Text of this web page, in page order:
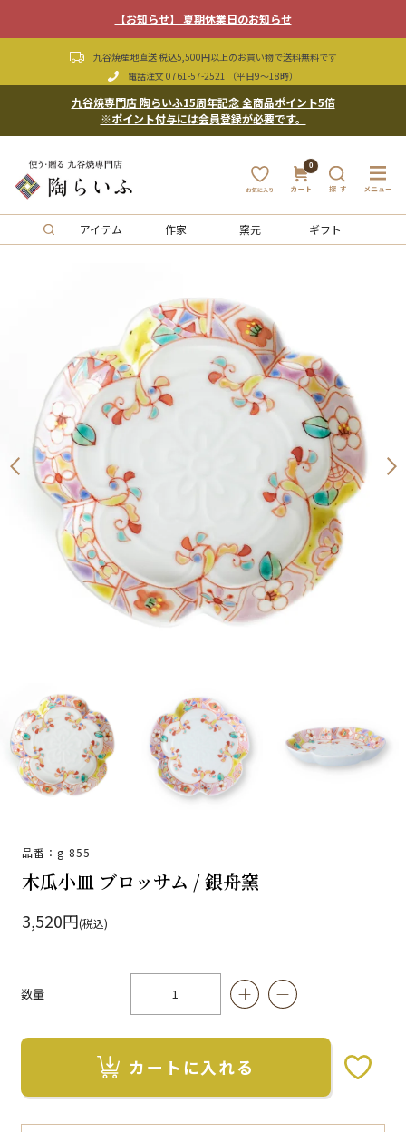
【お知らせ】 夏期休業日のお知らせ
九谷焼産地直送 税込5,500円以上のお買い物で送料無料です
電話注文 0761-57-2521 （平日9〜18時）
九谷焼専門店 陶らいふ15周年記念 全商品ポイント5倍
※ポイント付与には会員登録が必要です。
0
アイテム 作家 窯元 ギフト
品番：g-855
木瓜小皿 ブロッサム / 銀舟窯
3,520円(税込)
数量
カートに入れる